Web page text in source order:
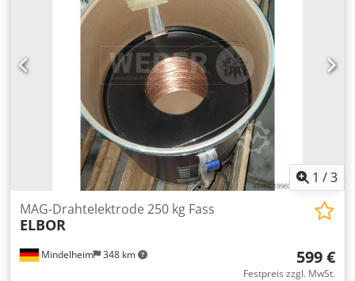
1 /3
Mindelheim 348 km
MAG-Drahtelektrode 250 kg Fass
ELBOR
599 €
Festpreis zzgl. MwSt.